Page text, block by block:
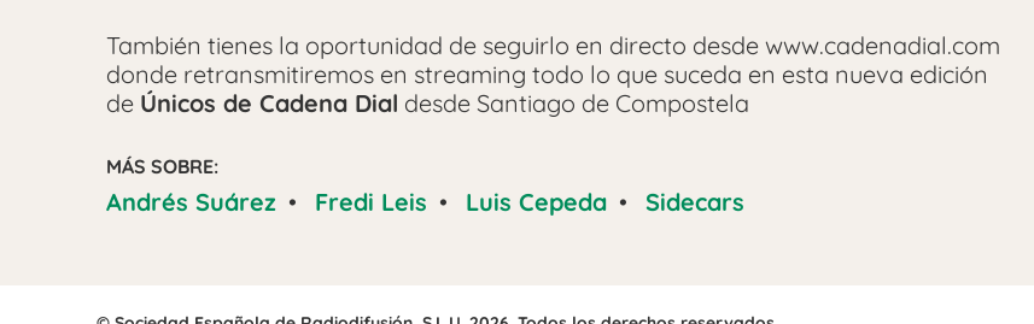
También tienes la oportunidad de seguirlo en directo desde www.cadenadial.com
donde retransmitiremos en streaming todo lo que suceda en esta nueva edición
de Únicos de Cadena Dial desde Santiago de Compostela
MÁS SOBRE:
Andrés Suárez • Fredi Leis • Luis Cepeda • Sidecars